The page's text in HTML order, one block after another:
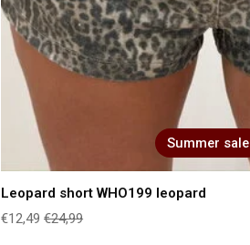
Summer sale
Leopard short WHO199 leopard
€12,49 €24,99